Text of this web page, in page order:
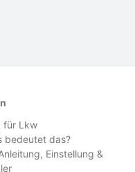
für Lkw
bedeutet das?
Einstellung &